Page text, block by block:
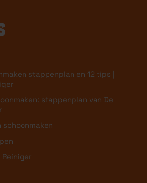
stappenplan en 12 tips |
stappenplan van De
schoonmaken
Reiniger